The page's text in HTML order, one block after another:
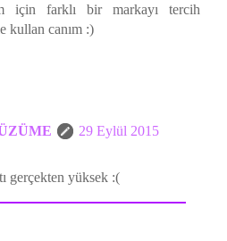
için farklı bir markayı tercih
kullan canım :)
29 Eylül 2015
gerçekten yüksek :(